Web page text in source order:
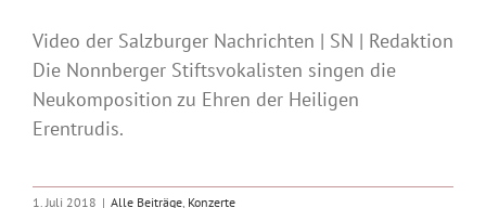
Video der Salzburger Nachrichten | SN | Redaktion
Die Nonnberger Stiftsvokalisten singen die
Neukomposition zu Ehren der Heiligen
Erentrudis.
1. Juli 2018 | Alle Beiträge Konzerte